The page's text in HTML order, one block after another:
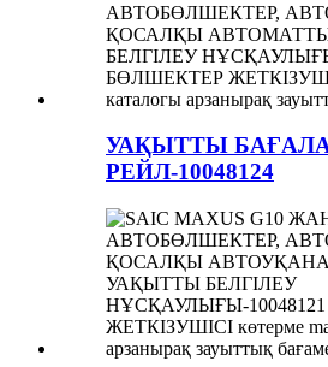
УАҚЫТТЫ
РЕЙЛ-10048124